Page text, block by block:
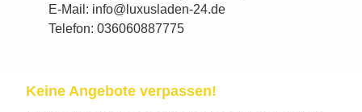
E-Mail: info@luxusladen-24.de
Telefon: 036060887775
Keine Angebote verpassen!